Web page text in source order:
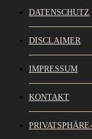
DATENSCHUTZ
DISCLAIMER
IMPRESSUM
KONTAKT